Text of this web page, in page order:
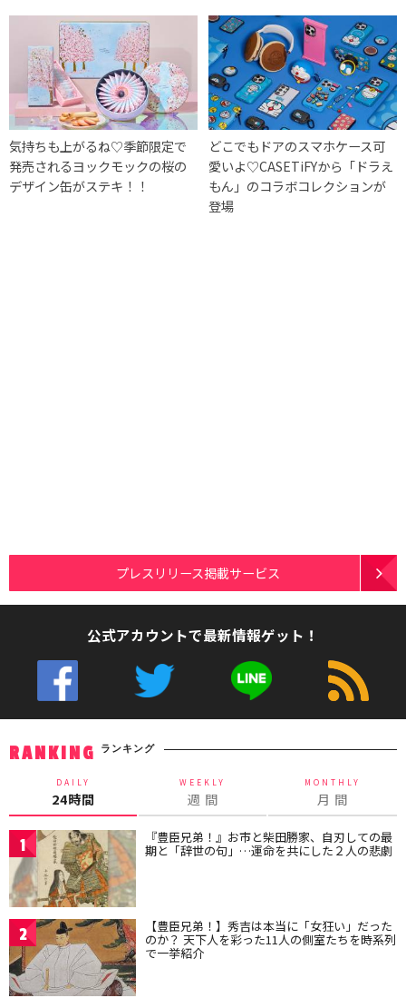
気持ちも上がるね♡季節限定で
発売されるヨックモックの桜の
デザイン缶がステキ！！
どこでもドアのスマホケース可
愛いよ♡CASETiFYから「ドラえ
もん」のコラボコレクションが
登場
プレスリリース掲載サービス
公式アカウントで最新情報ゲット！
RANKING ランキング
DAILY
24時間
WEEKLY
週 間
MONTHLY
月 間
1 『豊臣兄弟！』お市と柴田勝家、自刃しての最
期と「辞世の句」…運命を共にした２人の悲劇
2 【豊臣兄弟！】秀吉は本当に「女狂い」だった
のか？ 天下人を彩った11人の側室たちを時系列
で一挙紹介